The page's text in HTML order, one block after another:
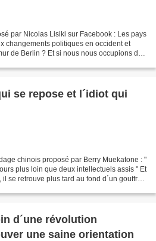
par Nicolas Lisiki sur Facebook : Les pays
changements politiques en occident et
de Berlin ? Et si nous nous occupions d
se repose et l´idiot qui
chinois proposé par Berry Muekatone : "
plus loin que deux intellectuels assis " Et
se retrouve plus tard au fond d´un gouffre !
d´une révolution
une saine orientation